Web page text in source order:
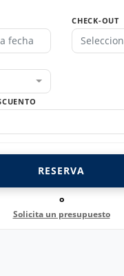
CHECK-OUT
RESERVA
o
Solicita un presupuesto